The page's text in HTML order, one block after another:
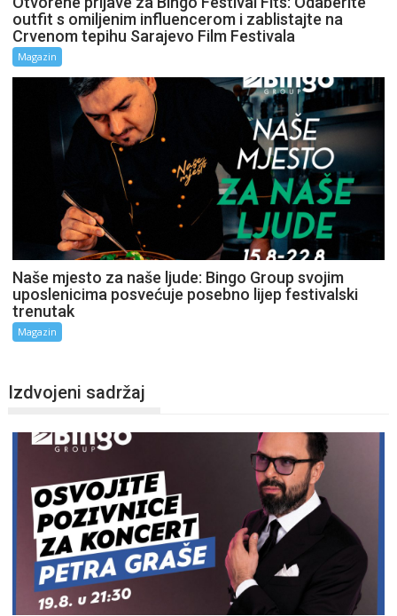
outfit s omiljenim influencerom i zablistajte na
Crvenom tepihu Sarajevo Film Festivala
Magazin
Naše mjesto za naše ljude: Bingo Group svojim
uposlenicima posvećuje posebno lijep festivalski
trenutak
Magazin
Izdvojeni sadržaj